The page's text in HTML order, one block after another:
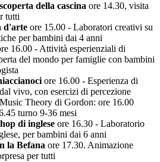
della cascina ore 14.30, visita
tutti
d'arte ore 15.00 - Laboratori creativi su
per bambini dai 4 anni
16.00 - Attività esperienziali di
del mondo per famiglie con bambini
ore 16.00 - Esperienza di
vivo, con esercizi di percezione
Theory di Gordon: ore 16.00
turno 9-36 mesi
di inglese ore 16.30 - Laboratorio
per bambini dai 6 anni
la Befana ore 17.30. Animazione
per tutti